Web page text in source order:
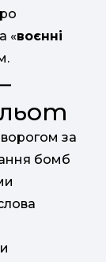
«воєнні
за
бомб